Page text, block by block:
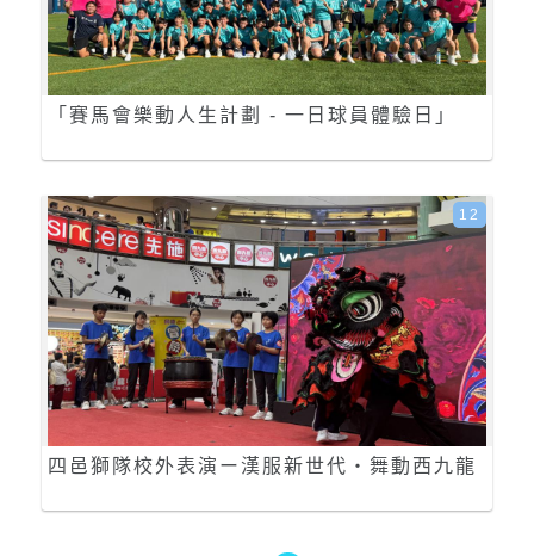
「賽馬會樂動人生計劃 - 一日球員體驗日」
四邑獅隊校外表演ー漢服新世代・舞動西九龍
12